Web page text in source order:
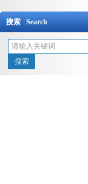
搜索 Search